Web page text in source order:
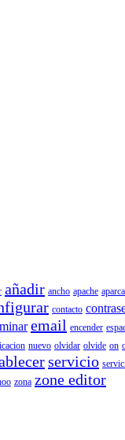
añadir ancho apache
contacto
email encender
nuevo olvidar olvide on
servicio
zona zone editor